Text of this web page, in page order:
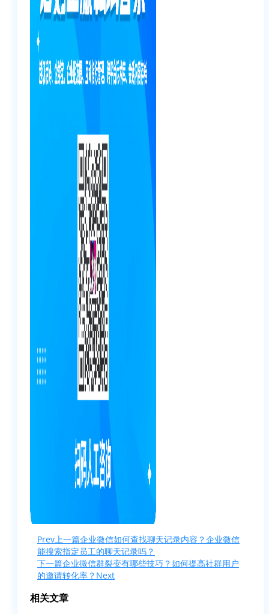
Prev上一篇企业微信如何查找聊天记录内容？企业微信
能搜索指定员工的聊天记录吗？
下一篇企业微信群裂变有哪些技巧？如何提高社群用户
的邀请转化率？ Next
相关文章